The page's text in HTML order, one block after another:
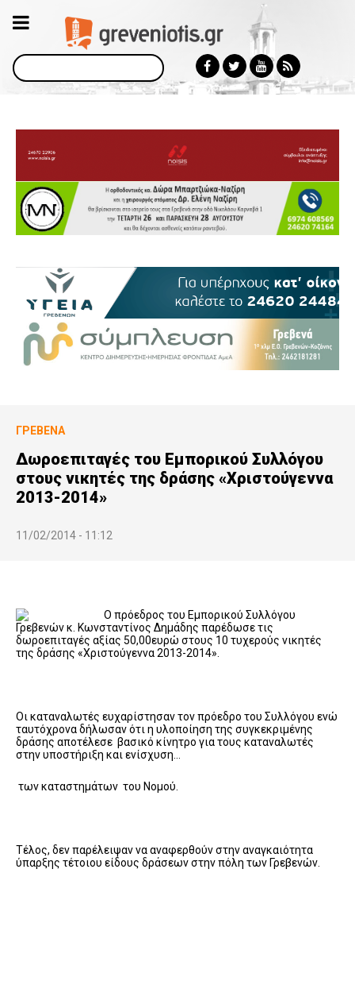
Αναζήτηση
ΓΡΕΒΕΝΆ
Δωροεπιταγές του Εμπορικού Συλλόγου
στους νικητές της δράσης «Χριστούγεννα
2013-2014»
11/02/2014 - 11:12
Ο πρόεδρος του Εμπορικού Συλλόγου
Γρεβενών κ. Κωνσταντίνος Δημάδης παρέδωσε τις
δωροεπιταγές αξίας 50,00ευρώ στους 10 τυχερούς νικητές
της δράσης «Χριστούγεννα 2013-2014».
Οι καταναλωτές ευχαρίστησαν τον πρόεδρο του Συλλόγου ενώ
ταυτόχρονα δήλωσαν ότι η υλοποίηση της συγκεκριμένης
δράσης αποτέλεσε βασικό κίνητρο για τους καταναλωτές
στην υποστήριξη και ενίσχυση…
των καταστημάτων του Νομού.
Τέλος, δεν παρέλειψαν να αναφερθούν στην αναγκαιότητα
ύπαρξης τέτοιου είδους δράσεων στην πόλη των Γρεβενών.